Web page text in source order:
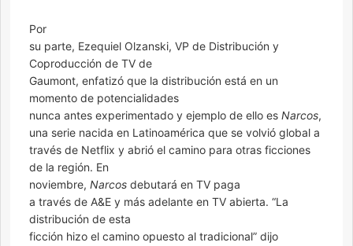
Por
su parte, Ezequiel Olzanski, VP de Distribución y
Coproducción de TV de
Gaumont, enfatizó que la distribución está en un
momento de potencialidades
nunca antes experimentado y ejemplo de ello es Narcos,
una serie nacida en Latinoamérica que se volvió global a
través de Netflix y abrió el camino para otras ficciones
de la región. En
noviembre, Narcos debutará en TV paga
a través de A&E y más adelante en TV abierta. “La
distribución de esta
ficción hizo el camino opuesto al tradicional” dijo